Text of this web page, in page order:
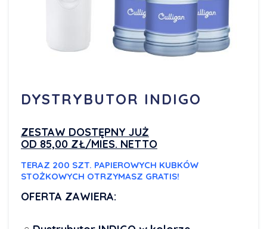
DYSTRYBUTOR INDIGO
ZESTAW DOSTĘPNY JUŻ
OD 85,00 ZŁ/MIES. NETTO
TERAZ 200 SZT. PAPIEROWYCH KUBKÓW
STOŻKOWYCH OTRZYMASZ GRATIS!
OFERTA ZAWIERA: